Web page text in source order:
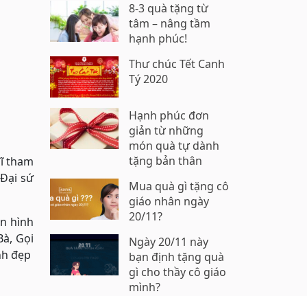
tham
sứ
hình
Gọi
đẹp
8-3 quà tặng từ
tâm – nâng tầm
hạnh phúc!
Thư chúc Tết Canh
Tý 2020
Hạnh phúc đơn
giản từ những
món quà tự dành
tặng bản thân
Mua quà gì tặng cô
giáo nhân ngày
20/11?
Ngày 20/11 này
bạn định tặng quà
gì cho thầy cô giáo
mình?